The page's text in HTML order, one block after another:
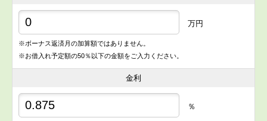
万円
※ボーナス返済月の加算額ではありません。
※お借入れ予定額の50％以下の金額をご入力ください。
金利
％